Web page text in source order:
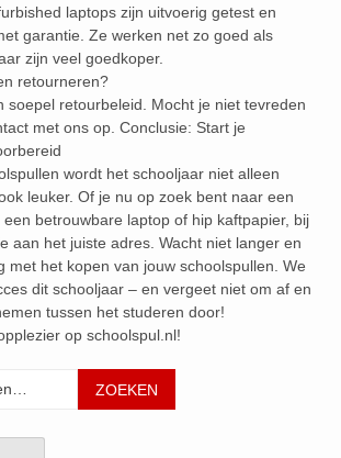
laptops zijn uitvoerig getest en
garantie. Ze werken net zo goed als
zijn veel goedkoper.
retourneren?
soepel retourbeleid. Mocht je niet tevreden
met ons op. Conclusie: Start je
wordt het schooljaar niet alleen
leuker. Of je nu op zoek bent naar een
betrouwbare laptop of hip kaftpapier, bij
aan het juiste adres. Wacht niet langer en
met het kopen van jouw schoolspullen. We
dit schooljaar – en vergeet niet om af en
tussen het studeren door!
op schoolspul.nl!
ZOEKEN